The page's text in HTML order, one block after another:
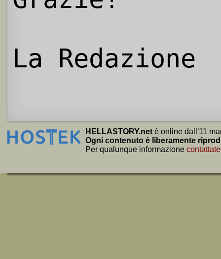
La Redazione
HELLASTORY.net è online dall'11
Ogni contenuto è liberamente
Per qualunque informazione